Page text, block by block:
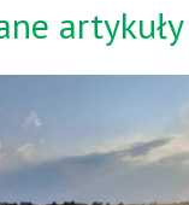
artykuły